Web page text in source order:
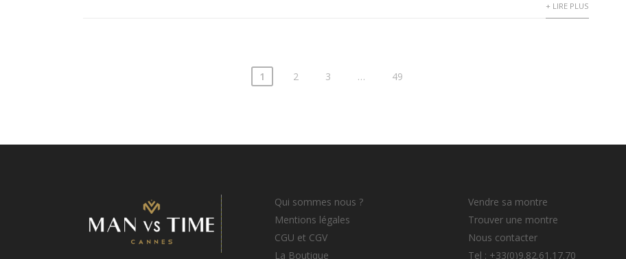
+ LIRE PLUS
1 2 3 … 49
Qui sommes nous ?
Mentions légales
CGU et CGV
La Boutique
Vendre sa montre
Trouver une montre
Nous contacter
Tel : +33(0)9.82.61.17.70